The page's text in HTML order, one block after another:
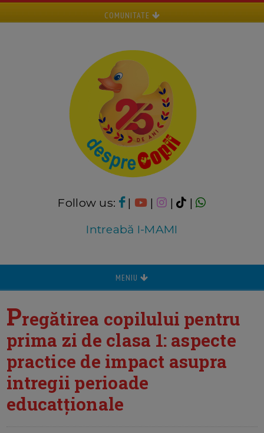
COMUNITATE
Follow us: | | |
|
Intreabă I-MAMI
MENIU
Pregătirea copilului pentru
prima zi de clasa 1: aspecte
practice de impact asupra
intregii perioade
educatționale